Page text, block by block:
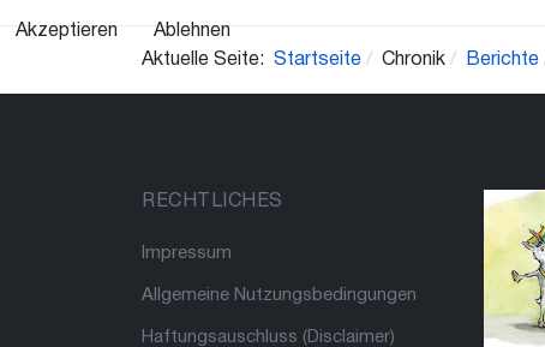
Aktuelle Seite: Startseite Chronik Berichte
RECHTLICHES
Impressum
Allgemeine Nutzungsbedingungen
Haftungsauschluss (Disclaimer)
Akzeptieren Ablehnen